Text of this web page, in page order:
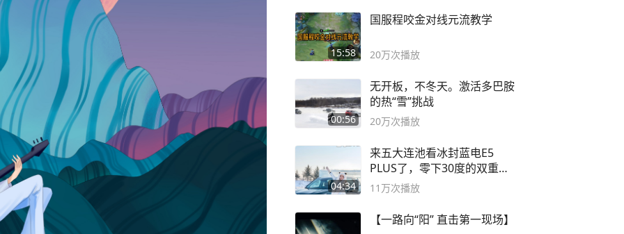
15:58
国服程咬金对线元流教学
20万次播放
00:56
无开板，不冬天。激活多巴胺
的热“雪”挑战
20万次播放
04:34
来五大连池看冰封蓝电E5
PLUS了，零下30度的双重冰
封40小时全录
11万次播放
【一路向“阳” 直击第一现场】